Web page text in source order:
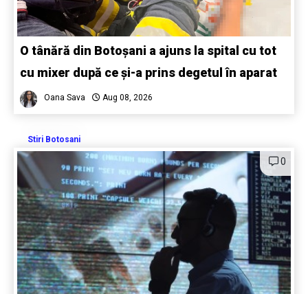
O tânără din Botoșani a ajuns la spital cu tot
cu mixer după ce și-a prins degetul în aparat
Oana Sava Aug 08, 2026
Stiri Botosani
0